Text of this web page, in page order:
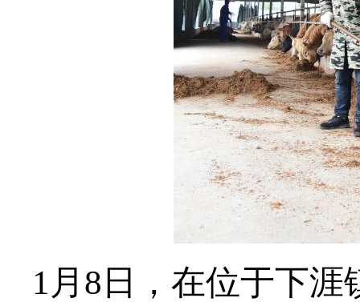
1月8日，在位于下